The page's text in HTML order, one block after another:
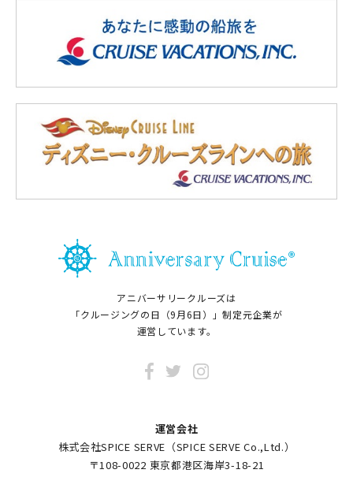
アニバーサリークルーズは
「クルージングの日（9月6日）」制定元企業が
運営しています。
運営会社
株式会社SPICE SERVE（SPICE SERVE Co.,Ltd.）
〒108-0022 東京都港区海岸3-18-21